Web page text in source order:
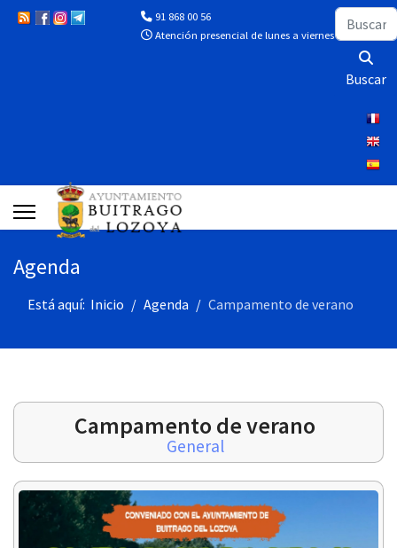
91 868 00 56
Atención presencial de lunes a viernes de 10:00 a
Buscar
Buscar
Agenda
Está aquí: Inicio Agenda Campamento de verano
Campamento de verano
General